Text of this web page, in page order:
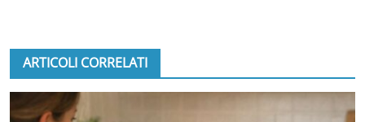
ARTICOLI CORRELATI